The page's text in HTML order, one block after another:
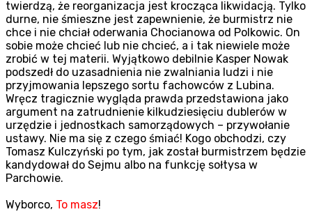
twierdzą, że reorganizacja jest krocząca likwidacją. Tylko
durne, nie śmieszne jest zapewnienie, że burmistrz nie
chce i nie chciał oderwania Chocianowa od Polkowic. On
sobie może chcieć lub nie chcieć, a i tak niewiele może
zrobić w tej materii. Wyjątkowo debilnie Kasper Nowak
podszedł do uzasadnienia nie zwalniania ludzi i nie
przyjmowania lepszego sortu fachowców z Lubina.
Wręcz tragicznie wygląda prawda przedstawiona jako
argument na zatrudnienie kilkudziesięciu dublerów w
urzędzie i jednostkach samorządowych – przywołanie
ustawy. Nie ma się z czego śmiać! Kogo obchodzi, czy
Tomasz Kulczyński po tym, jak został burmistrzem będzie
kandydował do Sejmu albo na funkcję sołtysa w
Parchowie.
Wyborco, To masz!